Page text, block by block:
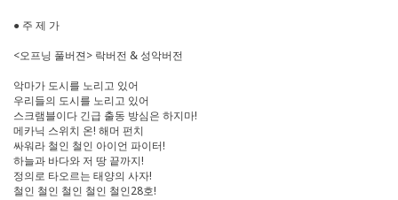
● 주 제 가
<오프닝 풀버젼> 락버전 & 성악버전
악마가 도시를 노리고 있어
우리들의 도시를 노리고 있어
스크램블이다 긴급 출동 방심은 하지마!
메카닉 스위치 온! 해머 펀치
싸워라 철인 철인 아이언 파이터!
하늘과 바다와 저 땅 끝까지!
정의로 타오르는 태양의 사자!
철인 철인 철인 철인 철인28호!